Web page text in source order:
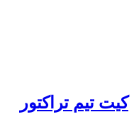
کیت تیم تراکتور